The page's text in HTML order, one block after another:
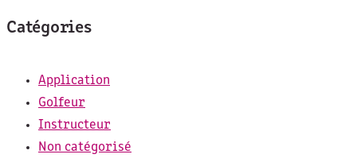
Catégories
Application
Golfeur
Instructeur
Non catégorisé